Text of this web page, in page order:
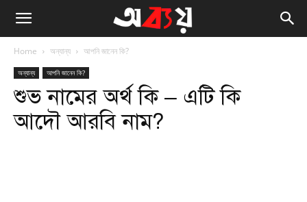
Home অন্যান্য আপনি জানেন কি?
অন্যান্য আপনি জানেন কি?
শুভ নামের অর্থ কি – এটি কি
আদৌ আরবি নাম?